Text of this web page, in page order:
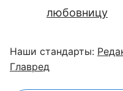
любовницу
Наши стандарты:
Главред